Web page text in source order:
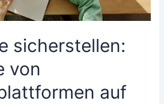
sicherstellen:
von
auf